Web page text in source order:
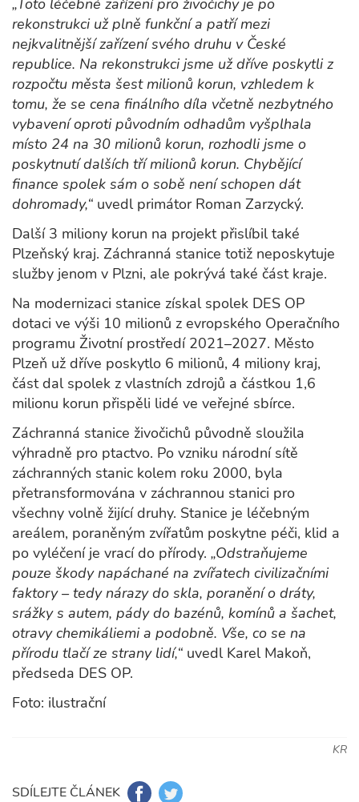
„Toto léčebné zařízení pro živočichy je po
rekonstrukci už plně funkční a patří mezi
nejkvalitnější zařízení svého druhu v České
republice. Na rekonstrukci jsme už dříve poskytli z
rozpočtu města šest milionů korun, vzhledem k
tomu, že se cena finálního díla včetně nezbytného
vybavení oproti původním odhadům vyšplhala
místo 24 na 30 milionů korun, rozhodli jsme o
poskytnutí dalších tří milionů korun. Chybějící
finance spolek sám o sobě není schopen dát
dohromady,“ uvedl primátor Roman Zarzycký.
Další 3 miliony korun na projekt přislíbil také
Plzeňský kraj. Záchranná stanice totiž neposkytuje
služby jenom v Plzni, ale pokrývá také část kraje.
Na modernizaci stanice získal spolek DES OP
dotaci ve výši 10 milionů z evropského Operačního
programu Životní prostředí 2021–2027. Město
Plzeň už dříve poskytlo 6 milionů, 4 miliony kraj,
část dal spolek z vlastních zdrojů a částkou 1,6
milionu korun přispěli lidé ve veřejné sbírce.
Záchranná stanice živočichů původně sloužila
výhradně pro ptactvo. Po vzniku národní sítě
záchranných stanic kolem roku 2000, byla
přetransformována v záchrannou stanici pro
všechny volně žijící druhy. Stanice je léčebným
areálem, poraněným zvířatům poskytne péči, klid a
po vyléčení je vrací do přírody. „Odstraňujeme
pouze škody napáchané na zvířatech civilizačními
faktory – tedy nárazy do skla, poranění o dráty,
srážky s autem, pády do bazénů, komínů a šachet,
otravy chemikáliemi a podobně. Vše, co se na
přírodu tlačí ze strany lidí,“ uvedl Karel Makoň,
předseda DES OP.
Foto: ilustrační
KR
SDÍLEJTE ČLÁNEK